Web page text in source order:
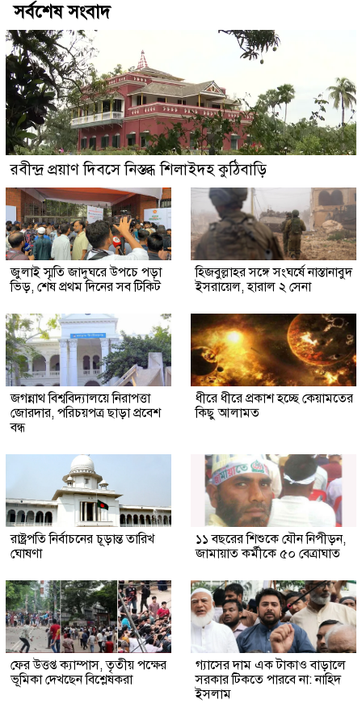
সর্বশেষ সংবাদ
রবীন্দ্র প্রয়াণ দিবসে নিস্তব্ধ শিলাইদহ কুঠিবাড়ি
জুলাই স্মৃতি জাদুঘরে উপচে পড়া
ভিড়, শেষ প্রথম দিনের সব টিকিট
হিজবুল্লাহর সঙ্গে সংঘর্ষে নাস্তানাবুদ
ইসরায়েল, হারাল ২ সেনা
জগন্নাথ বিশ্ববিদ্যালয়ে নিরাপত্তা
জোরদার, পরিচয়পত্র ছাড়া প্রবেশ
বন্ধ
ধীরে ধীরে প্রকাশ হচ্ছে কেয়ামতের
কিছু আলামত
রাষ্ট্রপতি নির্বাচনের চূড়ান্ত তারিখ
ঘোষণা
১১ বছরের শিশুকে যৌন নিপীড়ন,
জামায়াত কর্মীকে ৫০ বেত্রাঘাত
ফের উত্তপ্ত ক্যাম্পাস, তৃতীয় পক্ষের
ভূমিকা দেখছেন বিশ্লেষকরা
গ্যাসের দাম এক টাকাও বাড়ালে
সরকার টিকতে পারবে না: নাহিদ
ইসলাম